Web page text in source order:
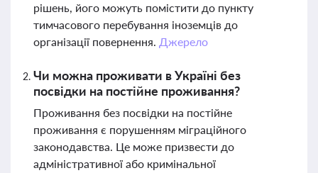
рішень, його можуть помістити до пункту
тимчасового перебування іноземців до
організації повернення. Джерело
Чи можна проживати в Україні без
посвідки на постійне проживання?
Проживання без посвідки на постійне
проживання є порушенням міграційного
законодавства. Це може призвести до
адміністративної або кримінальної